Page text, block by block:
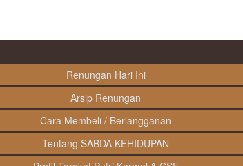
Renungan Hari Ini
Arsip Renungan
Cara Membeli / Berlangganan
Tentang SABDA KEHIDUPAN